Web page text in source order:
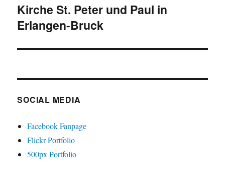
Nächster
Beitrag:
Kirche St. Peter und Paul in
Erlangen-Bruck
SOCIAL MEDIA
Facebook Fanpage
Flickr Portfolio
500px Portfolio